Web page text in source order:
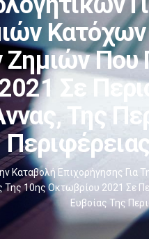
Σε
Της
Καταβολή Επιχορήγησης
10ης Οκτωβρίου 2021 Σε
Ευβοίας Της